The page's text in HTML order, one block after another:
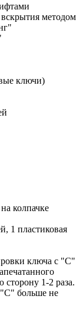
методом
ключи)
колпачке
1 пластиковая
ключа с "С"
1-2 раза.
"С" больше не